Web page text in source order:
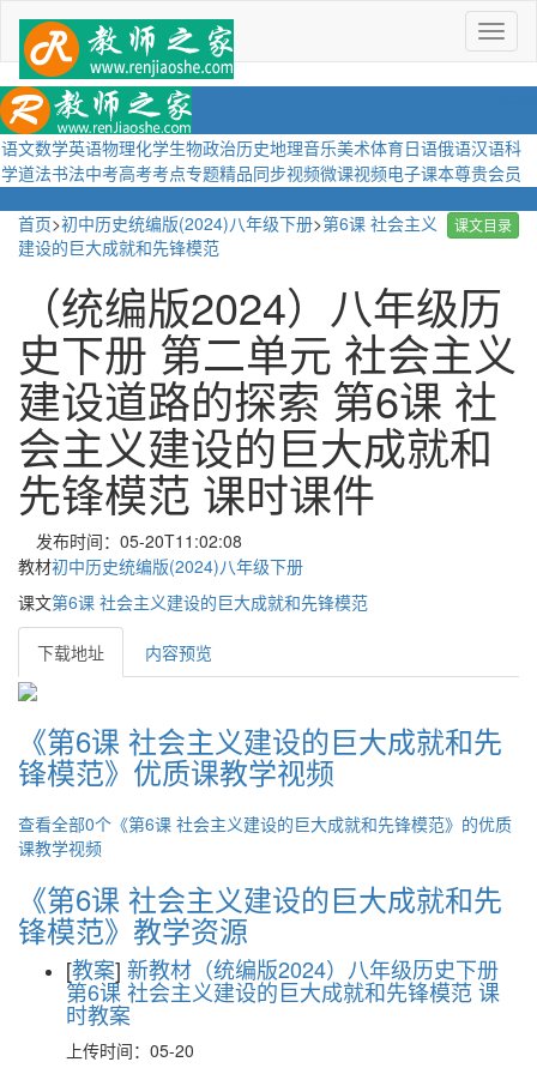
菜
单
语文数学英语物理化学生物政治历史地理音乐美术体育日语俄语汉语科
学道法书法中考高考考点专题精品同步视频微课视频电子课本尊贵会员
课文目录
首页>初中历史统编版(2024)八年级下册>第6课 社会主义
建设的巨大成就和先锋模范
（统编版2024）八年级历
史下册 第二单元 社会主义
建设道路的探索 第6课 社
会主义建设的巨大成就和
先锋模范 课时课件
发布时间：05-20T11:02:08
教材初中历史统编版(2024)八年级下册
课文第6课 社会主义建设的巨大成就和先锋模范
下载地址 内容预览
《第6课 社会主义建设的巨大成就和先
锋模范》优质课教学视频
查看全部0个《第6课 社会主义建设的巨大成就和先锋模范》的优质
课教学视频
《第6课 社会主义建设的巨大成就和先
锋模范》教学资源
[教案] 新教材（统编版2024）八年级历史下册
第6课 社会主义建设的巨大成就和先锋模范 课
时教案
上传时间：05-20